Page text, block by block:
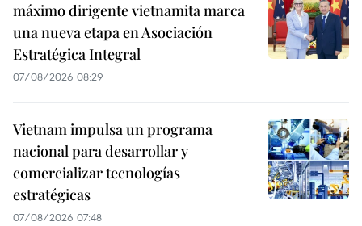
máximo dirigente vietnamita marca
una nueva etapa en Asociación
Estratégica Integral
07/08/2026 08:29
Vietnam impulsa un programa
nacional para desarrollar y
comercializar tecnologías
estratégicas
07/08/2026 07:48